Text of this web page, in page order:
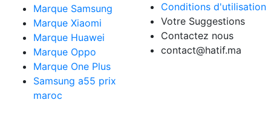
Marque Samsung
Marque Xiaomi
Marque Huawei
Marque Oppo
Marque One Plus
Samsung a55 prix
maroc
Conditions d'utilisation
Votre Suggestions
Contactez nous
contact@hatif.ma